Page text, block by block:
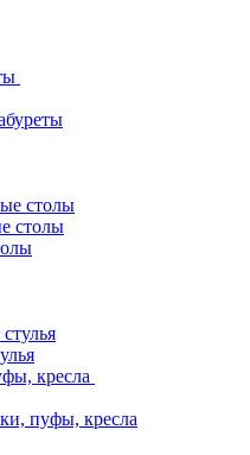
столы
столы
кресла
пуфы, кресла